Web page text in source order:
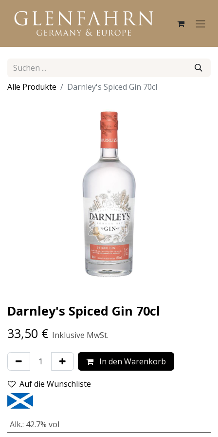
Alle Produkte Darnley's Spiced Gin 70cl
Darnley's Spiced Gin 70cl
33,50 € Inklusive MwSt.
In den Warenkorb
Auf die Wunschliste
Alk.: 42.7% vol